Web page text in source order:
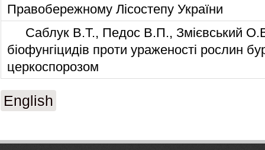
Правобережному Лісостепу України
Саблук В.Т., Педос В.П., Змієвський
біофунгіцидів проти ураженості рослин
церкоспорозом
English